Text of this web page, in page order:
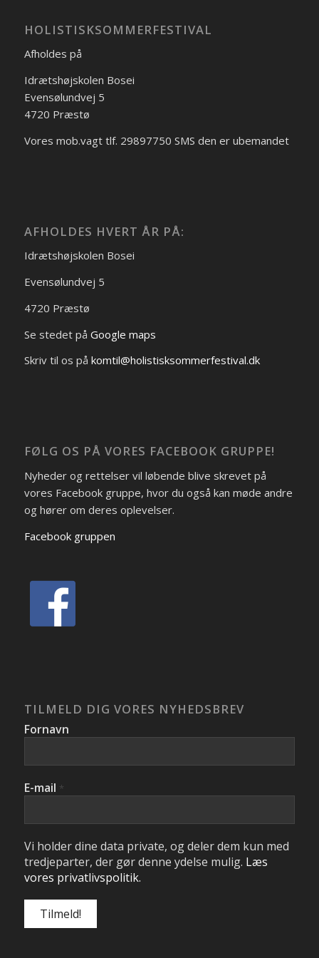
HOLISTISKSOMMERFESTIVAL
Afholdes på
Idrætshøjskolen Bosei
Evensølundvej 5
4720 Præstø
Vores mob.vagt tlf. 29897750 SMS den er ubemandet
AFHOLDES HVERT ÅR PÅ:
Idrætshøjskolen Bosei
Evensølundvej 5
4720 Præstø
Se stedet på Google maps
Skriv til os på komtil@holistisksommerfestival.dk
FØLG OS PÅ VORES FACEBOOK GRUPPE!
Nyheder og rettelser vil løbende blive skrevet på
vores Facebook gruppe, hvor du også kan møde andre
og hører om deres oplevelser.
Facebook gruppen
TILMELD DIG VORES NYHEDSBREV
Fornavn
E-mail *
Vi holder dine data private, og deler dem kun med
tredjeparter, der gør denne ydelse mulig. Læs
vores privatlivspolitik.